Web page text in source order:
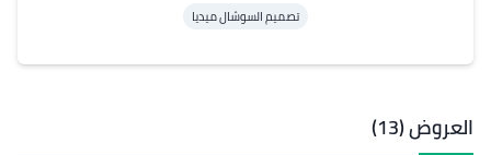
تصميم السوشال ميديا
العروض (13)